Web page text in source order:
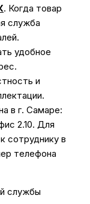
. Когда товар
служба
удобное
и
в г. Самаре:
2.10. Для
сотруднику в
телефона
службы